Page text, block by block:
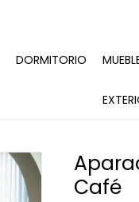
DORMITORIO
Café